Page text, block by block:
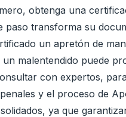
obtenga una
paso transforma su
un apretón de
malentendido puede
con expertos,
y el proceso de
ya que